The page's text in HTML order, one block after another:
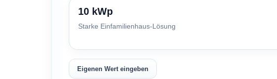
10 kWp
Starke Einfamilienhaus-Lösung
Eigenen Wert eingeben